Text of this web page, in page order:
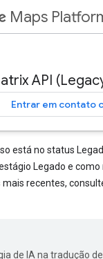
Maps
API
Entrar em contato
está no status
Legado e como
mais recentes,
de IA na tradução